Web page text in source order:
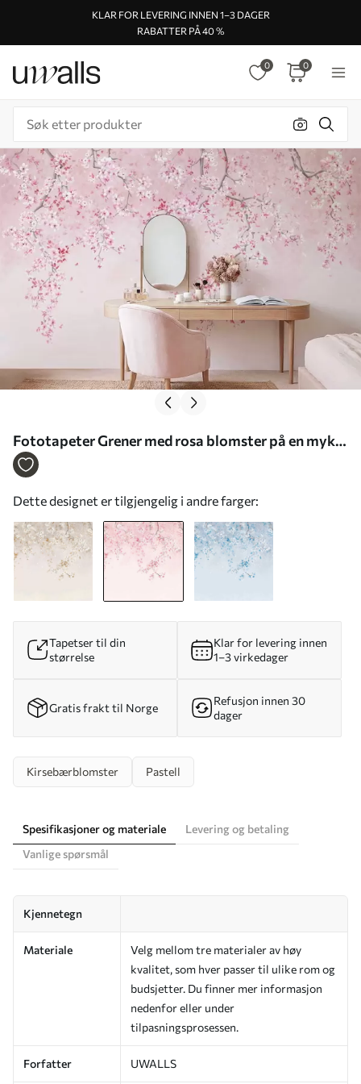
KLAR FOR LEVERING INNEN 1–3 DAGER
RABATTER PÅ 40 %
0 0
Fototapeter Grener med rosa blomster på en myk
pastellbakgrunn Nr. w05129v1
Dette designet er tilgjengelig i andre farger:
Tapetser til din
størrelse
Klar for levering innen
1–3 virkedager
Gratis frakt til Norge
Refusjon innen 30
dager
Kirsebærblomster Pastell
Spesifikasjoner og materiale
Levering og betaling
Vanlige spørsmål
Kjennetegn
Materiale
Velg mellom tre materialer av høy
kvalitet, som hver passer til ulike rom og
budsjetter. Du finner mer informasjon
nedenfor eller under
tilpasningsprosessen.
Forfatter UWALLS